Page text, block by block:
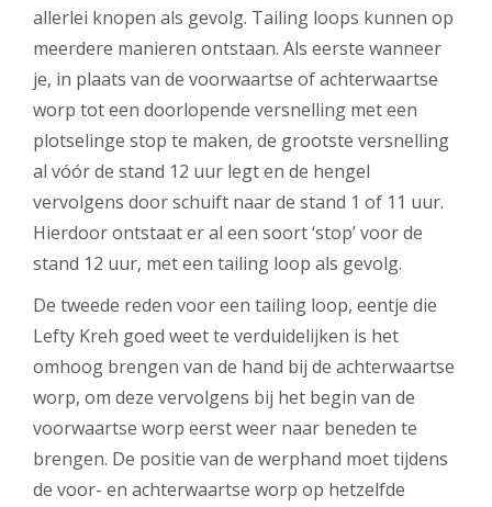
allerlei knopen als gevolg. Tailing loops kunnen op
meerdere manieren ontstaan. Als eerste wanneer
je, in plaats van de voorwaartse of achterwaartse
worp tot een doorlopende versnelling met een
plotselinge stop te maken, de grootste versnelling
al vóór de stand 12 uur legt en de hengel
vervolgens door schuift naar de stand 1 of 11 uur.
Hierdoor ontstaat er al een soort ‘stop’ voor de
stand 12 uur, met een tailing loop als gevolg.
De tweede reden voor een tailing loop, eentje die
Lefty Kreh goed weet te verduidelijken is het
omhoog brengen van de hand bij de achterwaartse
worp, om deze vervolgens bij het begin van de
voorwaartse worp eerst weer naar beneden te
brengen. De positie van de werphand moet tijdens
de voor- en achterwaartse worp op hetzelfde